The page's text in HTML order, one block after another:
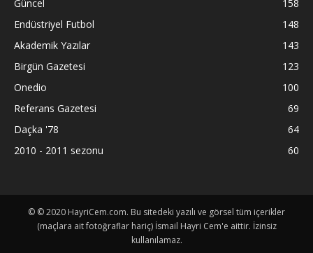
Güncel
158
Endüstriyel Futbol
148
Akademik Yazılar
143
Birgün Gazetesi
123
Onedio
100
Referans Gazetesi
69
Daçka '78
64
2010 - 2011 sezonu
60
© © 2020 HayriCem.com. Bu sitedeki yazılı ve görsel tüm içerikler
(maçlara ait fotoğraflar hariç) İsmail Hayri Cem'e aittir. İzinsiz
kullanılamaz.